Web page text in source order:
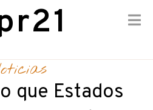
que Estados